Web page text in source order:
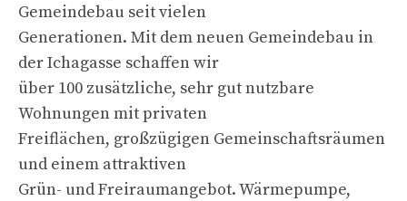
Gemeindebau seit vielen
Generationen. Mit dem neuen Gemeindebau in
der Ichagasse schaffen wir
über 100 zusätzliche, sehr gut nutzbare
Wohnungen mit privaten
Freiflächen, großzügigen Gemeinschaftsräumen
und einem attraktiven
Grün- und Freiraumangebot. Wärmepumpe,